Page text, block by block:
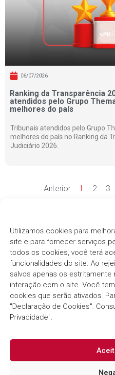
Utilizamos cookies para
site e para fornecer serviços
todos os cookies, você terá
funcionalidades do site. Ao
salvos apenas os estritamente
interação com o site. Você
cookies que serão ativados.
"Declaração de Cookies".
Privacidade".
06/07/2026
Ranking da Transparência
atendidos pelo Grupo
melhores do país
Tribunais atendidos pelo Grupo
melhores do país no Ranking da
Judiciário 2026.
Anterior 1 2 3
Há mais de três décadas, oGrupo
segue com o compromisso em
inovadoras e eficientes para o Setor